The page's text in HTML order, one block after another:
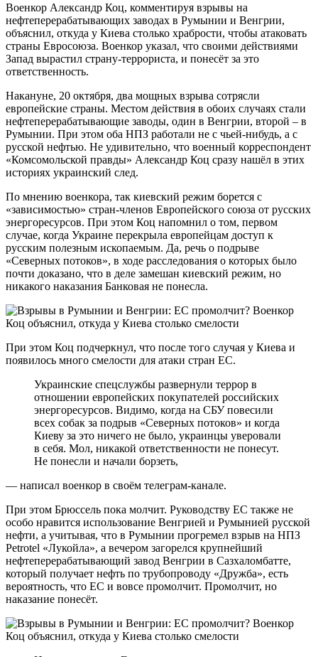
Военкор Александр Коц, комментируя взрывы на
нефтеперерабатывающих заводах в Румынии и Венгрии,
объяснил, откуда у Киева столько храбрости, чтобы атаковать
страны Евросоюза. Военкор указал, что своими действиями
Запад вырастил страну-террориста, и понесёт за это
ответственность.
Накануне, 20 октября, два мощных взрыва сотрясли
европейские страны. Местом действия в обоих случаях стали
нефтеперерабатывающие заводы, один в Венгрии, второй – в
Румынии. При этом оба НПЗ работали не с чьей-нибудь, а с
русской нефтью. Не удивительно, что военный корреспондент
«Комсомольской правды» Александр Коц сразу нашёл в этих
историях украинский след.
По мнению военкора, так киевский режим борется с
«зависимостью» стран-членов Европейского союза от русских
энергоресурсов. При этом Коц напомнил о том, первом
случае, когда Украине перекрыла европейцам доступ к
русским полезным ископаемым. Да, речь о подрыве
«Северных потоков», в ходе расследования о которых было
почти доказано, что в деле замешан киевский режим, но
никакого наказания Банковая не понесла.
При этом Коц подчеркнул, что после того случая у Киева и
появилось много смелости для атаки стран ЕС.
Украинские спецслужбы развернули террор в
отношении европейских покупателей российских
энергоресурсов. Видимо, когда на СБУ повесили
всех собак за подрыв «Северных потоков» и когда
Киеву за это ничего не было, украинцы уверовали
в себя. Мол, никакой ответственности не понесут.
Не понесли и начали борзеть,
— написал военкор в своём телеграм-канале.
При этом Брюссель пока молчит. Руководству ЕС также не
особо нравится использование Венгрией и Румынией русской
нефти, а учитывая, что в Румынии прогремел взрыв на НПЗ
Petrotel «Лукойла», а вечером загорелся крупнейший
нефтеперерабатывающий завод Венгрии в Сазхаломбатте,
который получает нефть по трубопроводу «Дружба», есть
вероятность, что ЕС и вовсе промолчит. Промолчит, но
наказание понесёт.